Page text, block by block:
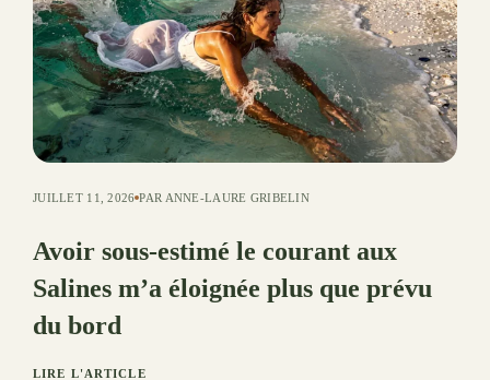
JUILLET 11, 2026 PAR ANNE-LAURE GRIBELIN
Avoir sous-estimé le courant aux
Salines m’a éloignée plus que prévu
du bord
LIRE L'ARTICLE